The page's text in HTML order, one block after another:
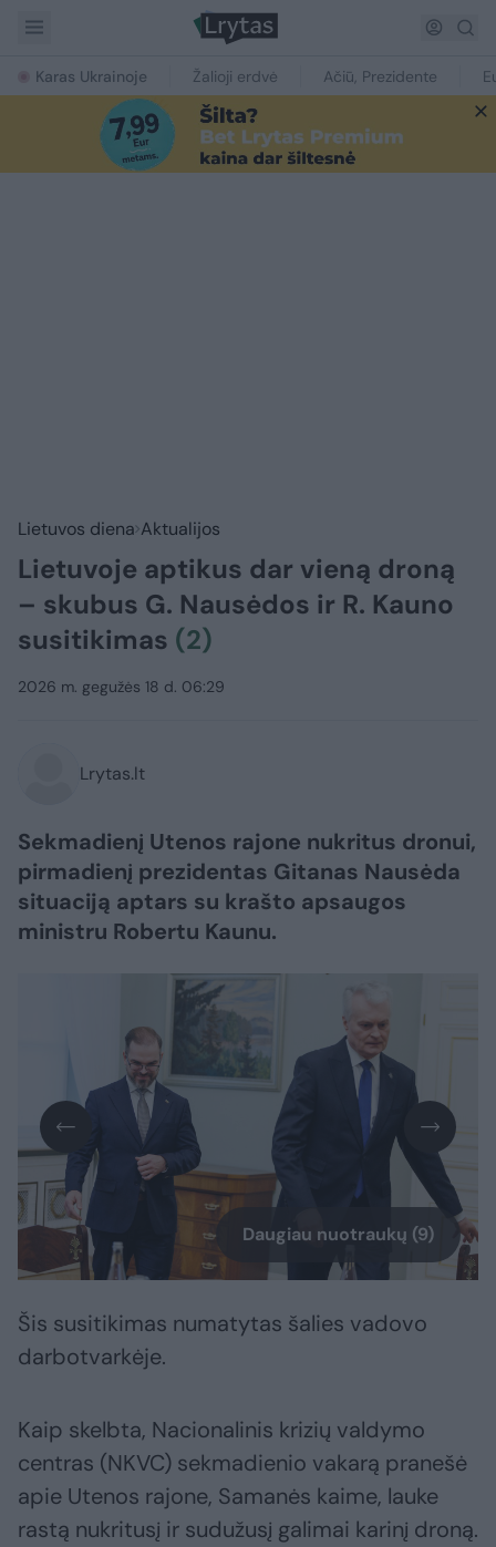
Karas Ukrainoje Žalioji erdvė Ačiū, Prezidente
Lietuvos diena Aktualijos
Lietuvoje aptikus dar vieną droną
– skubus G. Nausėdos ir R. Kauno
susitikimas (2)
2026 m. gegužės 18 d. 06:29
Lrytas.lt
Sekmadienį Utenos rajone nukritus dronui,
pirmadienį prezidentas Gitanas Nausėda
situaciją aptars su krašto apsaugos
ministru Robertu Kaunu.
Daugiau nuotraukų (9)
Šis susitikimas numatytas šalies vadovo
darbotvarkėje.
Kaip skelbta, Nacionalinis krizių valdymo
centras (NKVC) sekmadienio vakarą pranešė
apie Utenos rajone, Samanės kaime, lauke
rastą nukritusį ir sudužusį galimai karinį droną.